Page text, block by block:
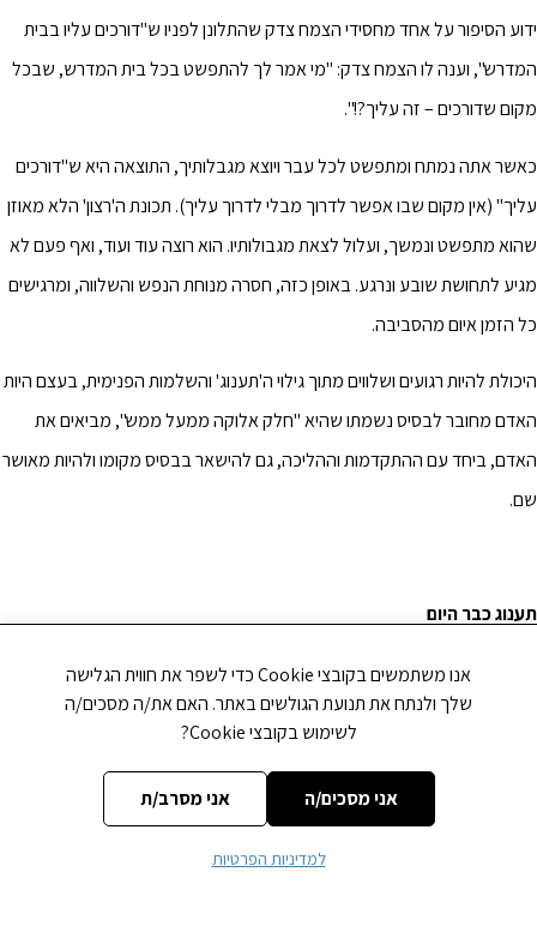
ידוע הסיפור על אחד מחסידי הצמח צדק שהתלונן לפניו ש"דורכים עליו בבית
המדרש", וענה לו הצמח צדק: "מי אמר לך להתפשט בכל בית המדרש, שבכל
מקום שדורכים – זה עליך?!".
כאשר אתה נמתח ומתפשט לכל עבר ויוצא מגבלותיך, התוצאה היא ש"דורכים
עליך" (אין מקום שבו אפשר לדרוך מבלי לדרוך עליך). תכונת ה'רצון' הלא מאוזן
שהוא מתפשט ונמשך, ועלול לצאת מגבולותיו. הוא רוצה עוד ועוד, ואף פעם לא
מגיע לתחושת שובע ונרגע. באופן כזה, חסרה מנוחת הנפש והשלווה, ומרגישים
כל הזמן איום מהסביבה.
היכולת להיות רגועים ושלווים מתוך גילוי ה'תענוג' והשלמות הפנימית, בעצם היות
האדם מחובר לבסיס נשמתו שהיא "חלק אלוקה ממעל ממש", מביאים את
האדם, ביחד עם ההתקדמות וההליכה, גם להישאר בבסיס מקומו ולהיות מאושר
שם.
תענוג כבר היום
המנוחה וה'תענוג' ביום השבת, הם כעין המנוחה והשלמות שתתגלינה בגאולה.
ששת ימי החול הם כנגד "שית אלפי שנין" של קיום העולם, שבהן אנו עסוקים
ה' בעולם, אך בגאולה, הנמשלת לשבת, "יום שכולו שבת ומנוחה
לחיי העולמים", מתגלים השלמות והתענוג האלוקי.
אנו משתמשים בקובצי Cookie כדי לשפר את חווית הגלישה
שלך ולנתח את תנועת הגולשים באתר. האם את/ה מסכים/ה
לשימוש בקובצי Cookie?
אני מסכים/ה אני מסרב/ת
למדיניות הפרטיות